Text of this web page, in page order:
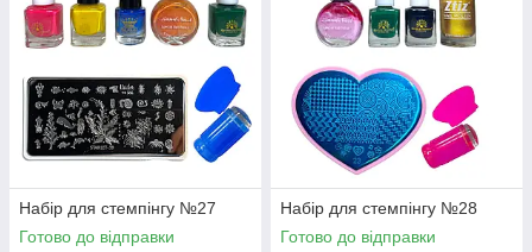
Набір для стемпінгу №27
Готово до відправки
Набір для стемпінгу №28
Готово до відправки